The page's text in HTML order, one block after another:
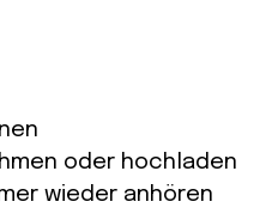
oder hochladen
wieder anhören